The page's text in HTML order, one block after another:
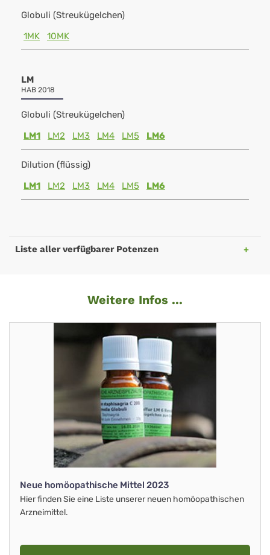
Globuli (Streukügelchen)
1MK
10MK
LM
HAB 2018
Globuli (Streukügelchen)
LM1
LM2 LM3 LM4 LM5 LM6
Dilution (flüssig)
LM1
LM2 LM3 LM4 LM5 LM6
Liste aller verfügbarer Potenzen
Weitere Infos ...
Neue homöopathische Mittel 2023
Hier finden Sie eine Liste unserer neuen homöopathischen
Arzneimittel.